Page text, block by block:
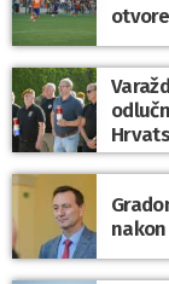
nakon